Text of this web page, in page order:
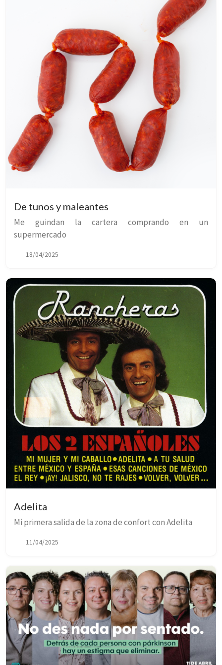
De tunos y maleantes
Me guindan la cartera comprando en un
supermercado
18/04/2025
Adelita
Mi primera salida de la zona de confort con Adelita
11/04/2025